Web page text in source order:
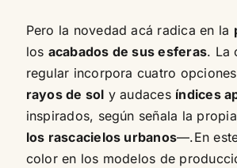
Pero la novedad acá radica en la
los acabados de sus esferas. La
regular incorpora cuatro
rayos de sol y audaces índices
inspirados, según señala la
los rascacielos urbanos—.En
color en los modelos de